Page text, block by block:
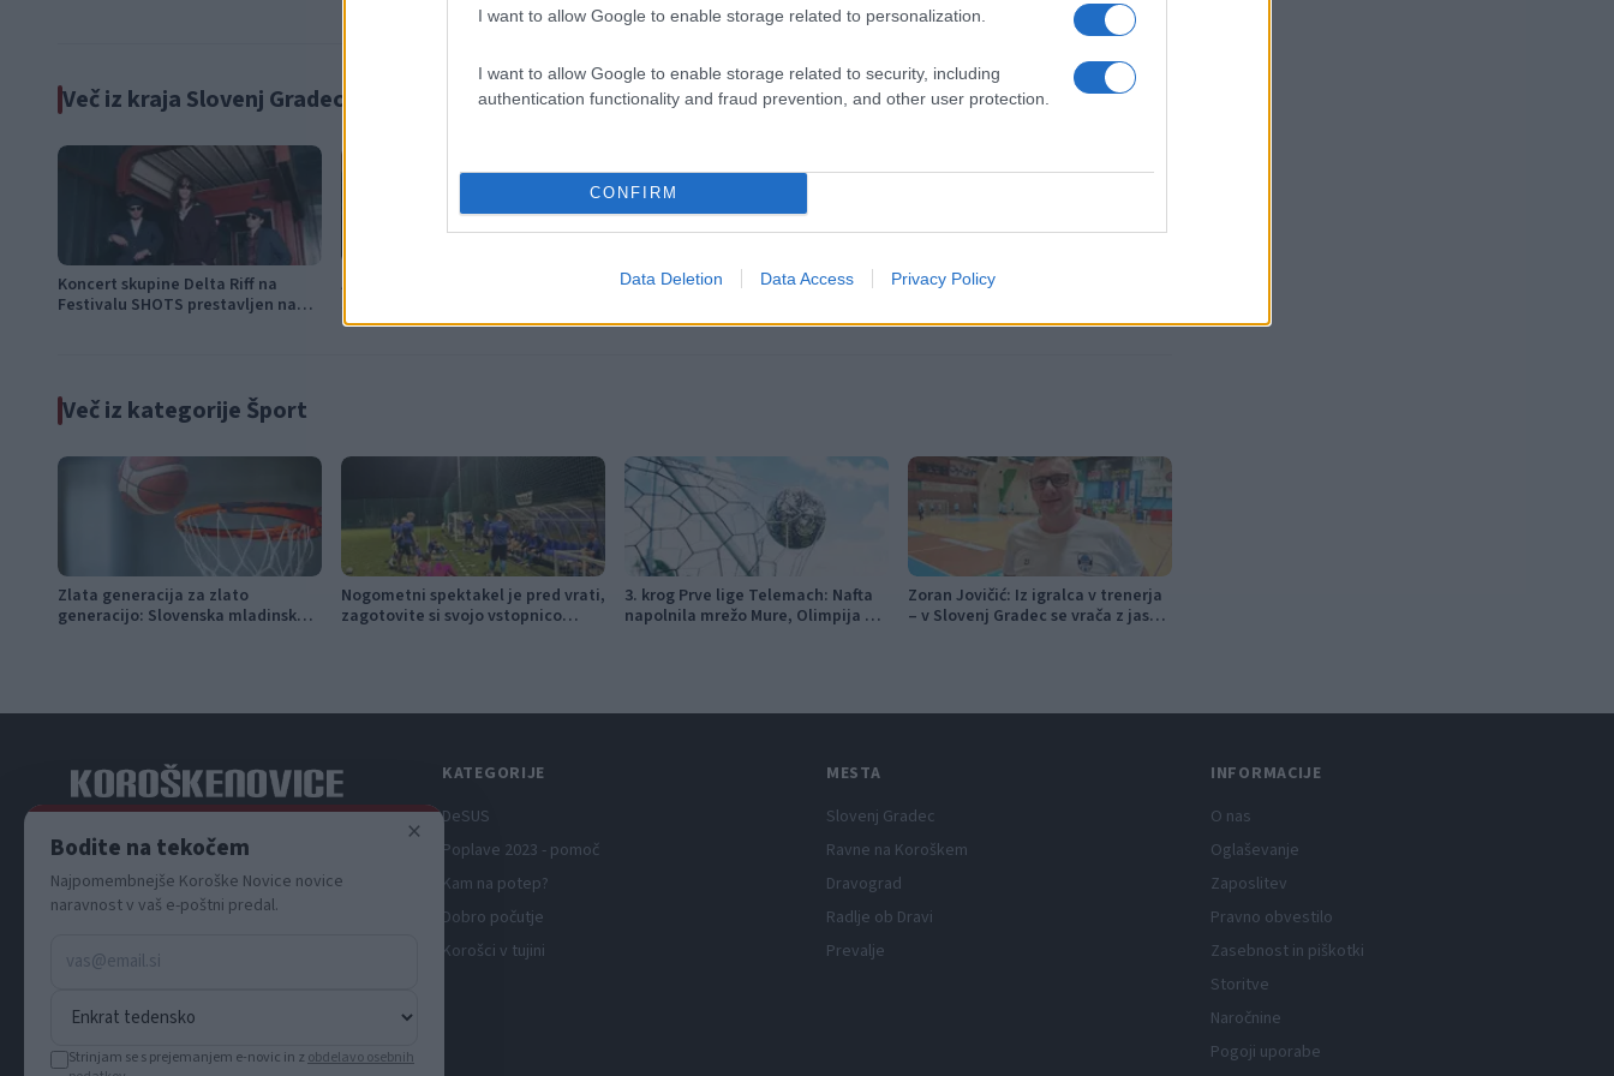
I want to allow Google to enable storage related to personalization.
I want to allow Google to enable storage related to security, including
authentication functionality and fraud prevention, and other user protection.
CONFIRM
Data Deletion Data Access Privacy Policy
Več iz kraja Slovenj Gradec
Koncert skupine Delta Riff na
Festivalu SHOTS prestavljen na
Avgust v Kinu Kulturnega doma
napete zgodbe in počitniški kino
Freestyle navdušuje s poletno
Vlom v hišo pri Slovenj Gradcu,
modema
Več iz kategorije Šport
Zlata generacija za zlato
generacijo: Slovenska mladinska
Nogometni spektakel je pred vrati,
zagotovite si svojo vstopnico
3. krog Prve lige Telemach: Nafta
napolnila mrežo Mure, Olimpija v
Zoran Jovičić: Iz igralca v trenerja
– v Slovenj Gradec se vrača z jasno
Spletni medij koroških dogodkov.
KATEGORIJE
DeSUS
Poplave 2023 - pomoč
Kam na potep?
Dobro počutje
Korošci v tujini
MESTA
Slovenj Gradec
Ravne na Koroškem
Dravograd
Radlje ob Dravi
Prevalje
INFORMACIJE
O nas
Oglaševanje
Zaposlitev
Pravno obvestilo
Zasebnost in piškotki
Storitve
Naročnine
Pogoji uporabe
×
Bodite na tekočem
Najpomembnejše Koroške Novice novice
naravnost v vaš e-poštni predal.
Strinjam se s prejemanjem e-novic in z obdelavo osebnih